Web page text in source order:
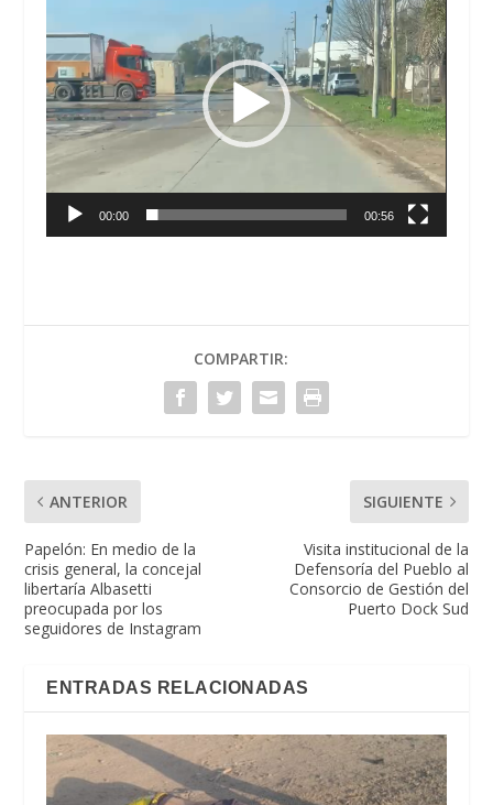
00:00 00:56
COMPARTIR:
ANTERIOR
Papelón: En medio de la
crisis general, la concejal
libertaría Albasetti
preocupada por los
seguidores de Instagram
SIGUIENTE
Visita institucional de la
Defensoría del Pueblo al
Consorcio de Gestión del
Puerto Dock Sud
ENTRADAS RELACIONADAS